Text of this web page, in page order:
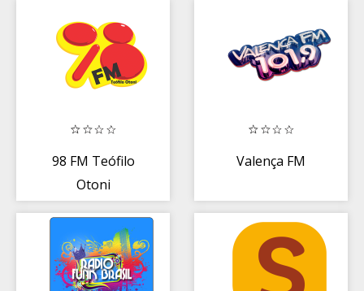
98 FM Teófilo
Otoni
Valença FM